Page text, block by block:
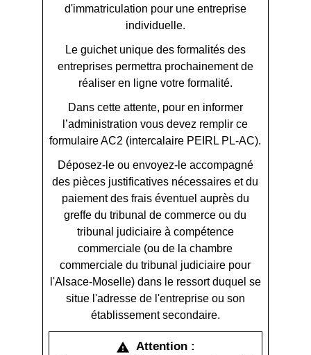
d'immatriculation pour une entreprise
individuelle.
Le guichet unique des formalités des
entreprises permettra prochainement de
réaliser en ligne votre formalité.
Dans cette attente, pour en informer
l’administration vous devez remplir ce
formulaire AC2 (intercalaire PEIRL PL-AC).
Déposez-le ou envoyez-le accompagné
des pièces justificatives nécessaires et du
paiement des frais éventuel auprès du
greffe du tribunal de commerce ou du
tribunal judiciaire à compétence
commerciale (ou de la chambre
commerciale du tribunal judiciaire pour
l'Alsace-Moselle) dans le ressort duquel se
situe l'adresse de l'entreprise ou son
établissement secondaire.
warning Attention :